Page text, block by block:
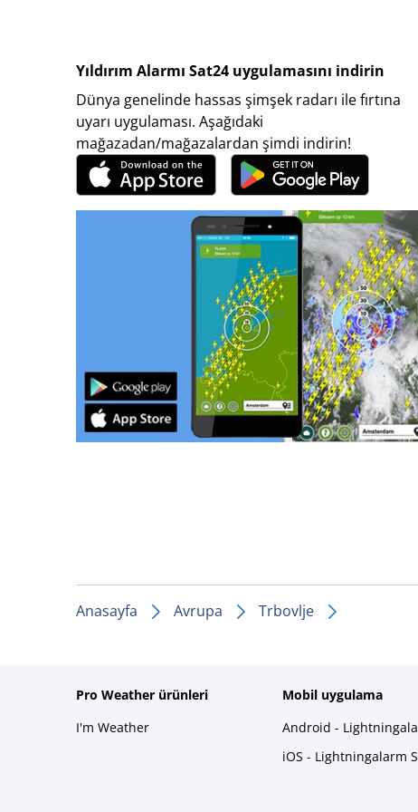
Yıldırım Alarmı Sat24 uygulamasını indirin
Dünya genelinde hassas şimşek radarı ile fırtına
uyarı uygulaması. Aşağıdaki
mağazadan/mağazalardan şimdi indirin!
Anasayfa Avrupa Trbovlje
Pro Weather ürünleri
I'm Weather
Mobil uygulama
Android -
iOS - Lightningalarm